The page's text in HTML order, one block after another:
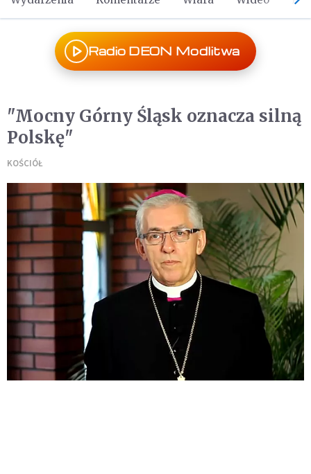
Radio DEON Modlitwa
"Mocny Górny Śląsk oznacza silną
Polskę"
KOŚCIÓŁ